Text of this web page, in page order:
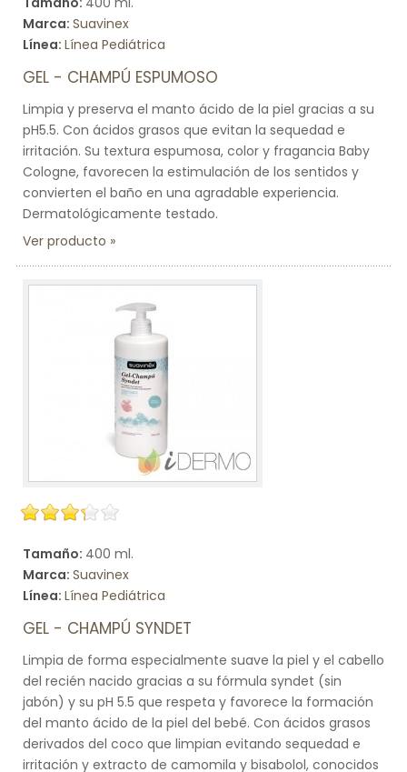
Marca: Suavinex
Línea: Línea Pediátrica
GEL - CHAMPÚ ESPUMOSO
Limpia y preserva el manto ácido de la piel gracias a su
pH5.5. Con ácidos grasos que evitan la sequedad e
irritación. Su textura espumosa, color y fragancia Baby
Cologne, favorecen la estimulación de los sentidos y
convierten el baño en una agradable experiencia.
Dermatológicamente testado.
Ver producto
Tamaño: 400 ml.
Marca: Suavinex
Línea: Línea Pediátrica
GEL - CHAMPÚ SYNDET
Limpia de forma especialmente suave la piel y el cabello
del recién nacido gracias a su fórmula syndet (sin
jabón) y su pH 5.5 que respeta y favorece la formación
del manto ácido de la piel del bebé. Con ácidos grasos
derivados del coco que limpian evitando sequedad e
irritación y extracto de camomila y bisabolol, conocidos